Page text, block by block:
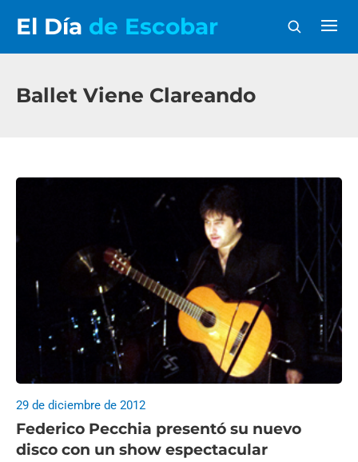
El Día de Escobar
Ballet Viene Clareando
Federico Pecchia presentó su nuevo
disco con un show espectacular
29 de diciembre de 2012